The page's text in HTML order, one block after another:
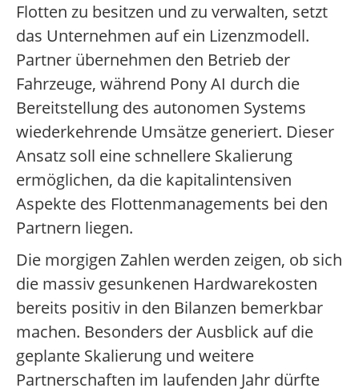
Flotten zu besitzen und zu verwalten, setzt
das Unternehmen auf ein Lizenzmodell.
Partner übernehmen den Betrieb der
Fahrzeuge, während Pony AI durch die
Bereitstellung des autonomen Systems
wiederkehrende Umsätze generiert. Dieser
Ansatz soll eine schnellere Skalierung
ermöglichen, da die kapitalintensiven
Aspekte des Flottenmanagements bei den
Partnern liegen.
Die morgigen Zahlen werden zeigen, ob sich
die massiv gesunkenen Hardwarekosten
bereits positiv in den Bilanzen bemerkbar
machen. Besonders der Ausblick auf die
geplante Skalierung und weitere
Partnerschaften im laufenden Jahr dürfte